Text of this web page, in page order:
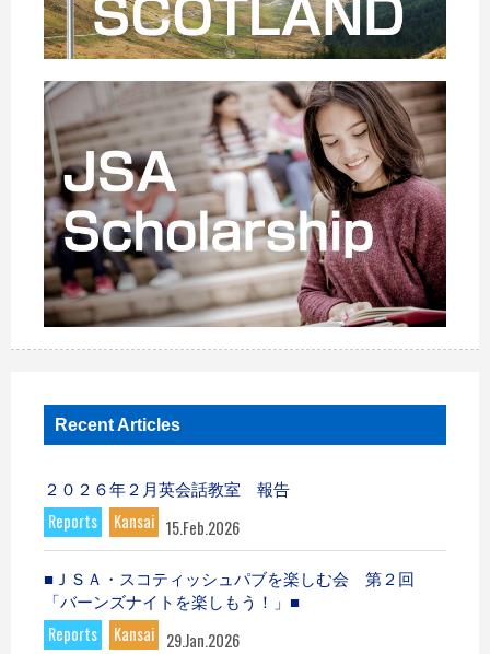
Recent Articles
２０２６年２月英会話教室 報告
Reports Kansai 15.Feb.2026
■ＪＳＡ・スコティッシュパブを楽しむ会 第２回
「バーンズナイトを楽しもう！」■
Reports Kansai 29.Jan.2026